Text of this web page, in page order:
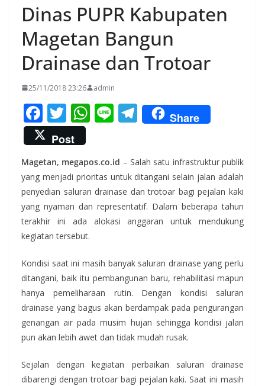
Dinas PUPR Kabupaten
Magetan Bangun
Drainase dan Trotoar
25/11/2018 23:26 admin
F
ac
e
b
o
o
k
T
w
itt
er
W
s
A
p
p
Li T
el
gr
a
m
Share
Post
Magetan, megapos.co.id – Salah satu infrastruktur publik
yang menjadi prioritas untuk ditangani selain jalan adalah
penyedian saluran drainase dan trotoar bagi pejalan kaki
yang nyaman dan representatif. Dalam beberapa tahun
terakhir ini ada alokasi anggaran untuk mendukung
kegiatan tersebut.
Kondisi saat ini masih banyak saluran drainase yang perlu
ditangani, baik itu pembangunan baru, rehabilitasi mapun
hanya pemeliharaan rutin. Dengan kondisi saluran
drainase yang bagus akan berdampak pada pengurangan
genangan air pada musim hujan sehingga kondisi jalan
pun akan lebih awet dan tidak mudah rusak.
Sejalan dengan kegiatan perbaikan saluran drainase
dibarengi dengan trotoar bagi pejalan kaki. Saat ini masih